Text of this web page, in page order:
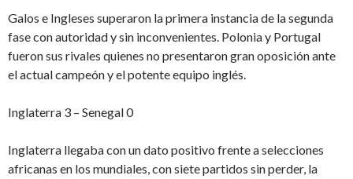
Galos e Ingleses superaron la primera instancia de la segunda
fase con autoridad y sin inconvenientes. Polonia y Portugal
fueron sus rivales quienes no presentaron gran oposición ante
el actual campeón y el potente equipo inglés.
Inglaterra 3 – Senegal 0
Inglaterra llegaba con un dato positivo frente a selecciones
africanas en los mundiales, con siete partidos sin perder, la